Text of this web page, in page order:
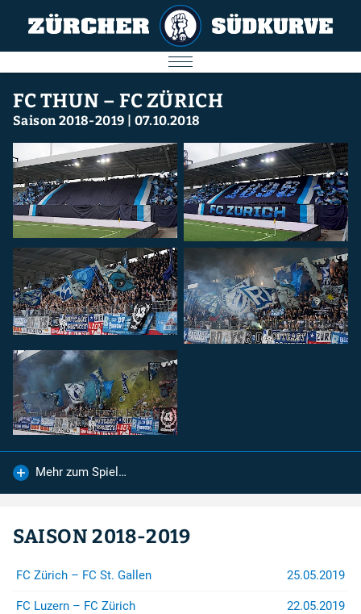
AKTUELL
SPIELE
SÜDKURVE
FC ZÜRICH
IMPRESSUM
Nächstes Spiel
09.08.2026
FC Lugano
CH26 0900 0000 8909 2605 4
89-92605-4
Zürcher Südkurve
FC THUN – FC ZÜRICH
Saison 2018-2019 07.10.2018
Mehr zum Spiel…
SAISON 2018-2019
FC Zürich – FC St. Gallen 25.05.2019
FC Luzern – FC Zürich 22.05.2019